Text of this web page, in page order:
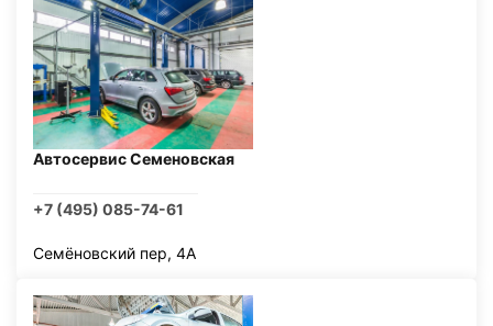
Автосервис Семеновская
+7 (495) 085-74-61
Семёновский пер, 4А